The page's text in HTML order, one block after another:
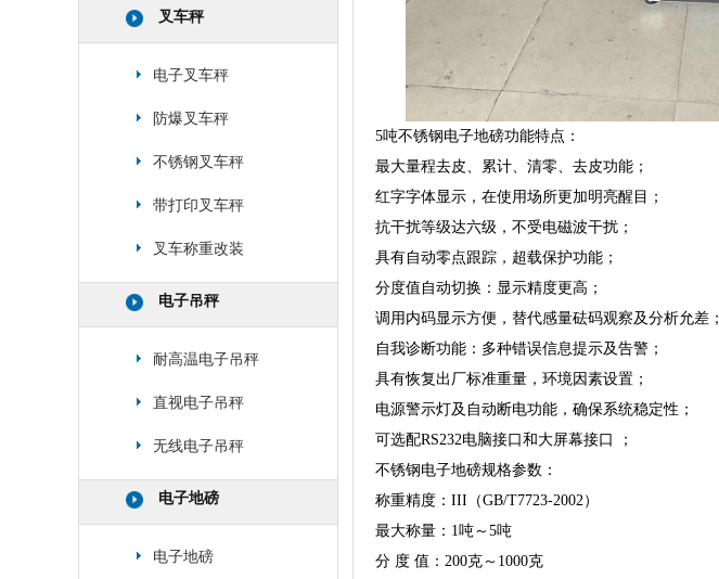
叉车秤
电子叉车秤
防爆叉车秤
不锈钢叉车秤
带打印叉车秤
叉车称重改装
电子吊秤
耐高温电子吊秤
直视电子吊秤
无线电子吊秤
电子地磅
电子地磅
5吨不锈钢电子地磅功能特点：
最大量程去皮、累计、清零、去皮功能；
红字字体显示，在使用场所更加明亮醒目；
抗干扰等级达六级，不受电磁波干扰；
具有自动零点跟踪，超载保护功能；
分度值自动切换：显示精度更高；
调用内码显示方便，替代感量砝码观察及分析允差；
自我诊断功能：多种错误信息提示及告警；
具有恢复出厂标准重量，环境因素设置；
电源警示灯及自动断电功能，确保系统稳定性；
可选配RS232电脑接口和大屏幕接口 ；
不锈钢电子地磅规格参数：
称重精度：III（GB/T7723-2002）
最大称量：1吨～5吨
分 度 值：200克～1000克